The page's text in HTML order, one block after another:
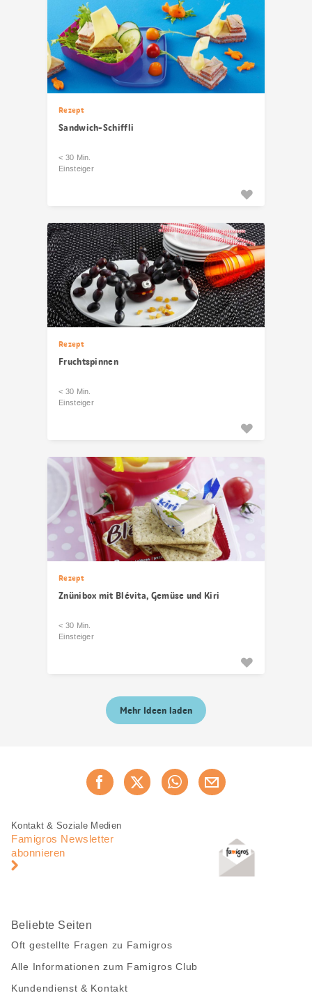
Rezept
Sandwich-Schiffli
< 30 Min.
Einsteiger
Rezept
Fruchtspinnen
< 30 Min.
Einsteiger
Rezept
Znünibox mit Blévita, Gemüse und Kiri
< 30 Min.
Einsteiger
Mehr Ideen laden
Jetzt weiterempfehlen
Fusszeile
Fusszeile
Navigation
Kontakt & Soziale Medien
Famigros Newsletter
abonnieren
Beliebte Seiten
Oft gestellte Fragen zu Famigros
Alle Informationen zum Famigros Club
Kundendienst & Kontakt